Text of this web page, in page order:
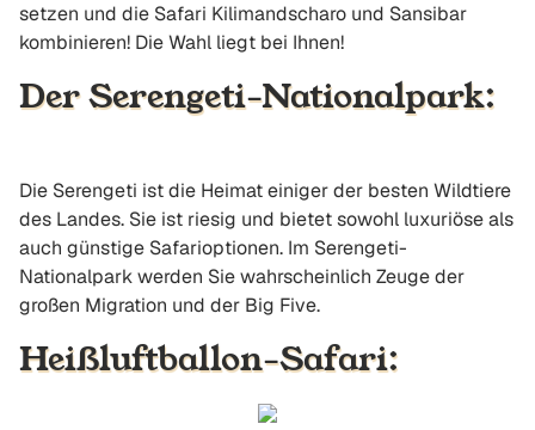
setzen und die Safari Kilimandscharo und Sansibar
kombinieren! Die Wahl liegt bei Ihnen!
Der Serengeti-Nationalpark:
Die Serengeti ist die Heimat einiger der besten Wildtiere
des Landes. Sie ist riesig und bietet sowohl luxuriöse als
auch günstige Safarioptionen. Im Serengeti-
Nationalpark werden Sie wahrscheinlich Zeuge der
großen Migration und der Big Five.
Heißluftballon-Safari: